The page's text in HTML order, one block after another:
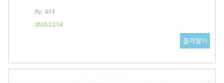
By. 도나
2010/12/14